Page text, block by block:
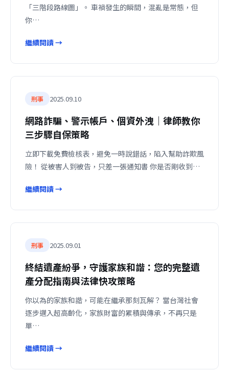
「三階段路線圖」。 車禍發生的瞬間，混亂是常態，但
你…
繼續閱讀 →
刑事 2025.09.10
網路詐騙、警示帳戶、個資外洩｜律師教你
三步驟自保策略
立即下載免費檢核表，避免一時說錯話，陷入幫助詐欺風
險！ 從被害人到被告，只差一張通知書 你是否剛收到…
繼續閱讀 →
刑事 2025.09.01
終結遺產紛爭，守護家族和諧：您的完整遺
產分配指南與法律快攻策略
你以為的家族和諧，可能在繼承那刻瓦解？ 當台灣社會
逐步邁入超高齡化，家族財富的累積與傳承，不再只是
單…
繼續閱讀 →